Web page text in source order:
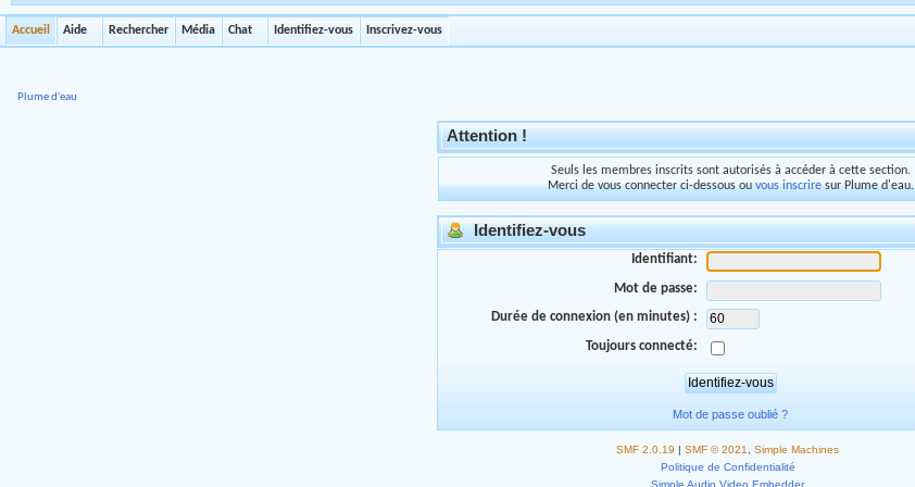
Accueil Aide Rechercher Média Chat Identifiez-vous Inscrivez-vous
Plume d'eau
Attention !
Seuls les membres inscrits sont autorisés à accéder à cette section.
Merci de vous connecter ci-dessous ouvous inscriresur Plume d'eau.
Identifiez-vous
Identifiant:
Mot de passe:
Durée de connexion (en minutes) :
Toujours connecté:
Mot de passe oublié ?
SMF 2.0.19 | SMF © 2021
Simple Machines
Politique de Confidentialité
Simple Audio Video Embedder